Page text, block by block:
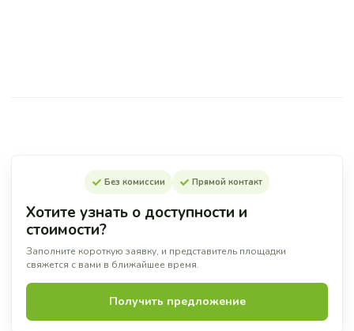
Без комиссии Прямой контакт
Хотите узнать о доступности и
стоимости?
Заполните короткую заявку, и представитель площадки
свяжется с вами в ближайшее время.
Получить предложение